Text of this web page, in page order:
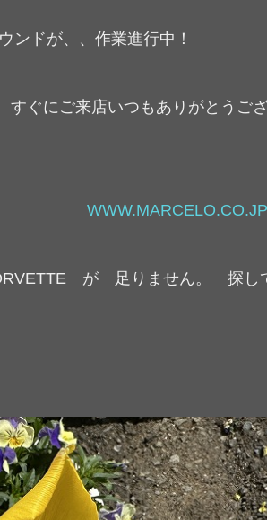
ドが、、作業進行中！
にご来店いつもありがとうござ
ます。 WWW.MARCELO.CO.JP
が 足りません。 探し